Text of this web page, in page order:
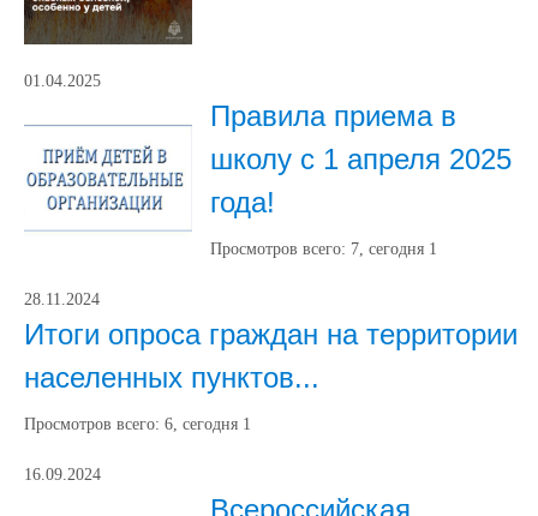
01.04.2025
Правила приема в
школу с 1 апреля 2025
года!
Просмотров всего: 7, сегодня 1
28.11.2024
Итоги опроса граждан на территории
населенных пунктов...
Просмотров всего: 6, сегодня 1
16.09.2024
Всероссийская